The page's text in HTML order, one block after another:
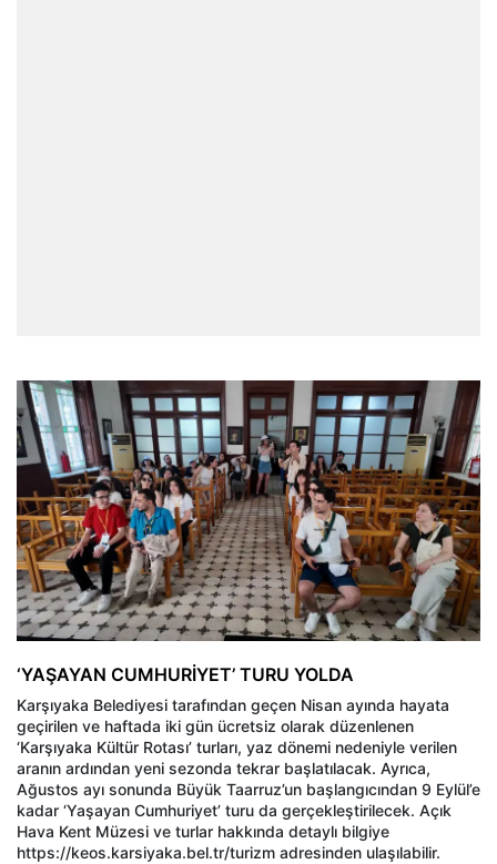
‘YAŞAYAN CUMHURİYET’ TURU YOLDA
Karşıyaka Belediyesi tarafından geçen Nisan ayında hayata
geçirilen ve haftada iki gün ücretsiz olarak düzenlenen
‘Karşıyaka Kültür Rotası’ turları, yaz dönemi nedeniyle verilen
aranın ardından yeni sezonda tekrar başlatılacak. Ayrıca,
Ağustos ayı sonunda Büyük Taarruz’un başlangıcından 9 Eylül’e
kadar ‘Yaşayan Cumhuriyet’ turu da gerçekleştirilecek. Açık
Hava Kent Müzesi ve turlar hakkında detaylı bilgiye
https://keos.karsiyaka.bel.tr/turizm adresinden ulaşılabilir.